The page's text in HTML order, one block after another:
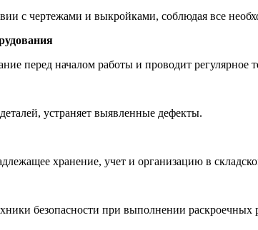
с чертежами и выкройками, соблюдая все
перед началом работы и проводит регулярное
устраняет выявленные дефекты.
хранение, учет и организацию в
безопасности при выполнении раскроечных